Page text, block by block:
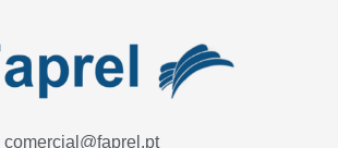
comercial@faprel.pt